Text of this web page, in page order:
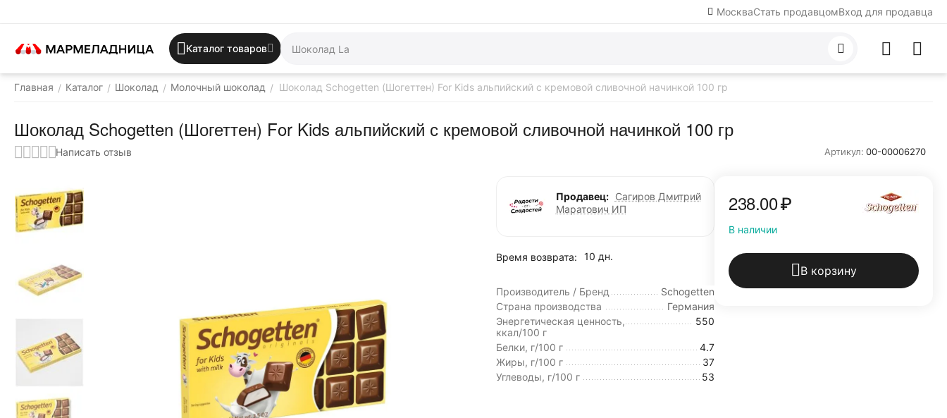
МоскваСтать продавцомВход для продавца
Каталог товаров
Главная / Каталог / Шоколад / Молочный шоколад / Шоколад Schogetten (Шогеттен) For Kids альпийский с кремовой сливочной начинкой 100 гр
Шоколад Schogetten (Шогеттен) For Kids альпийский с кремовой сливочной начинкой 100 гр
Написать отзыв Артикул: 00-00006270
Продавец: Сагиров Дмитрий
Маратович ИП
Время возврата: 10 дн.
Производитель / Бренд
Schogetten
Страна производства
Германия
Энергетическая ценность,
ккал/100 г
550
Белки, г/100 г
4.7
Жиры, г/100 г
37
Углеводы, г/100 г
53
238.00₽
В наличии
В корзину